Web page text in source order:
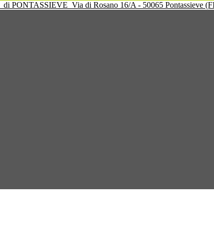
di PONTASSIEVE Via di Rosano 16/A - 50065 Pontassieve